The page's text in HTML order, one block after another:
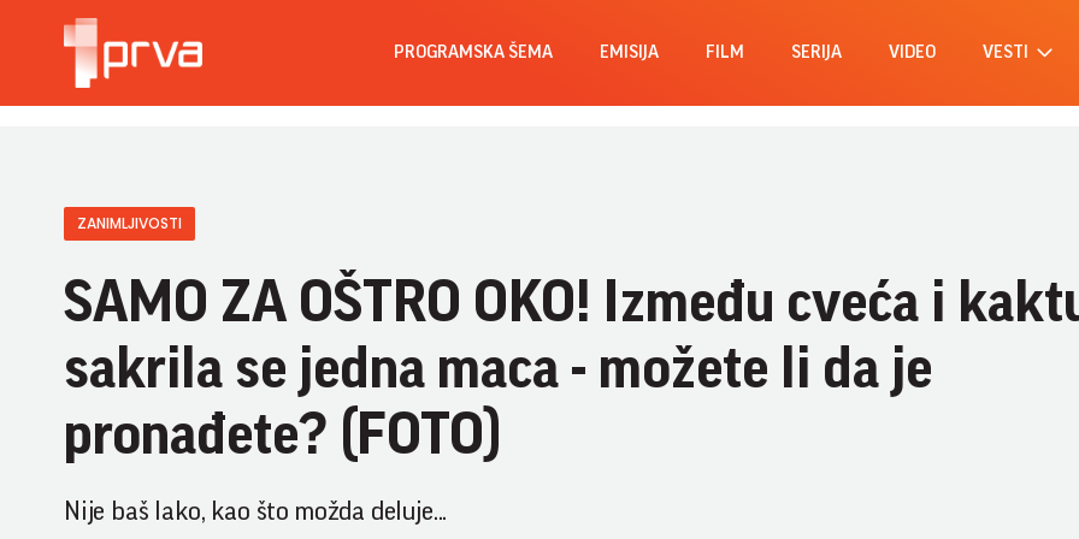
PROGRAMSKA ŠEMA EMISIJA FILM SERIJA VIDEO VESTI
ZANIMLJIVOSTI
SAMO ZA OŠTRO OKO! Između cveća i
sakrila se jedna maca - možete li da je
pronađete? (FOTO)
Nije baš lako, kao što možda deluje...